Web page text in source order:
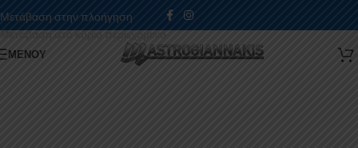
Μετάβαση στην πλοήγηση
Μετάβαση στο κύριο περιεχόμενο
ΜΕΝΟΎ